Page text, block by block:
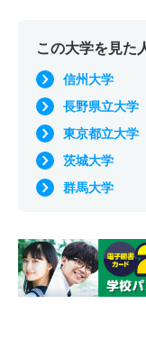
この大学を見た
信州大学
長野県立大学
東京都立大学
茨城大学
群馬大学